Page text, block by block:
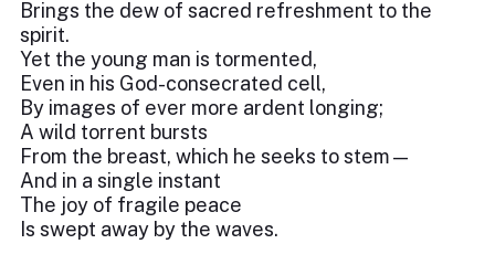
Brings the dew of sacred refreshment to the
spirit.
Yet the young man is tormented,
Even in his God-consecrated cell,
By images of ever more ardent longing;
A wild torrent bursts
From the breast, which he seeks to stem—
And in a single instant
The joy of fragile peace
Is swept away by the waves.